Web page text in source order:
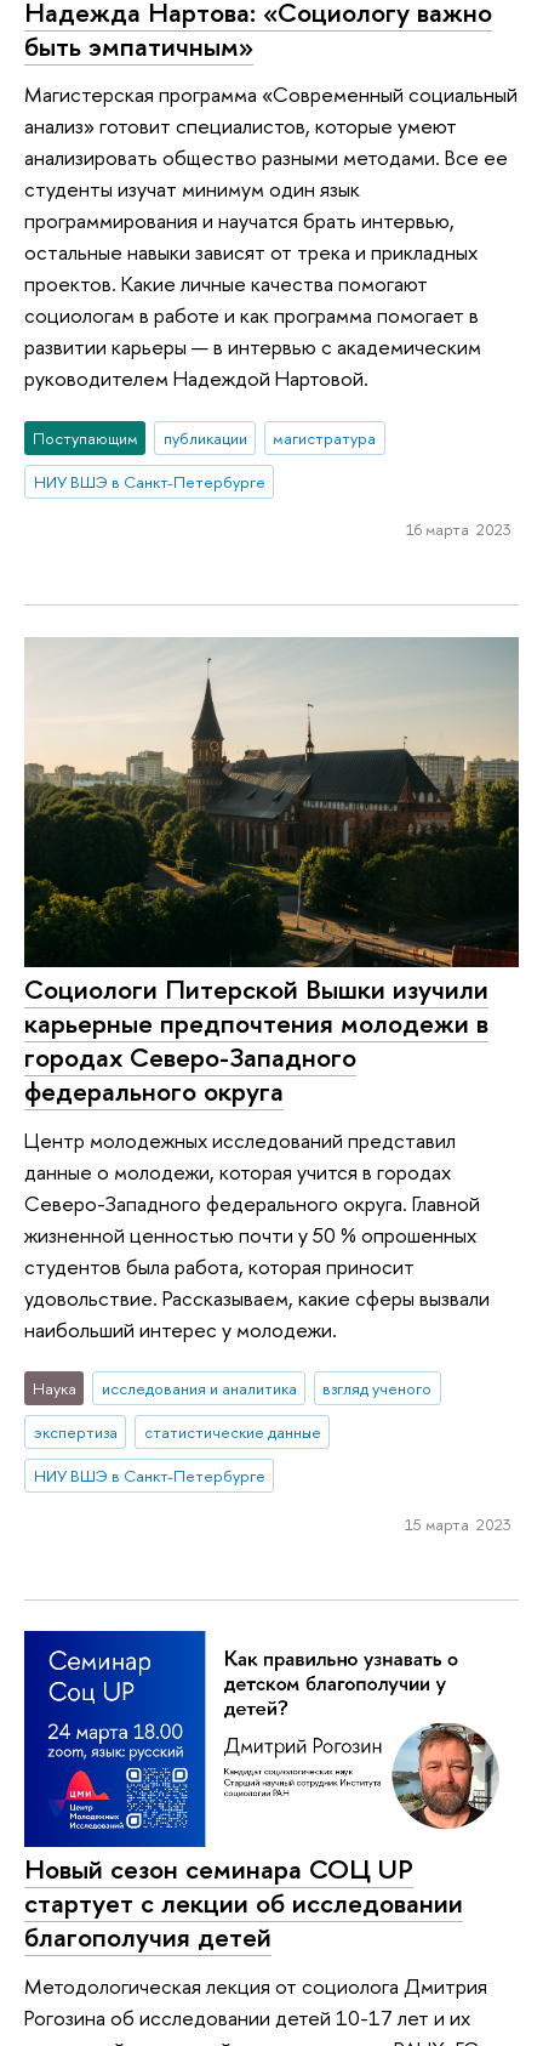
Надежда Нартова: «Социологу важно
быть эмпатичным»
Магистерская программа «Современный социальный
анализ» готовит специалистов, которые умеют
анализировать общество разными методами. Все ее
студенты изучат минимум один язык
программирования и научатся брать интервью,
остальные навыки зависят от трека и прикладных
проектов. Какие личные качества помогают
социологам в работе и как программа помогает в
развитии карьеры — в интервью с академическим
руководителем Надеждой Нартовой.
Поступающим публикации
магистратура
НИУ ВШЭ в Санкт-Петербурге
16 марта 2023
Социологи Питерской Вышки изучили
карьерные предпочтения молодежи в
городах Северо-Западного
федерального округа
Центр молодежных исследований представил
данные о молодежи, которая учится в городах
Северо-Западного федерального округа. Главной
жизненной ценностью почти у 50 % опрошенных
студентов была работа, которая приносит
удовольствие. Рассказываем, какие сферы вызвали
наибольший интерес у молодежи.
Наука исследования и аналитика
взгляд ученого
экспертиза
статистические данные
НИУ ВШЭ в Санкт-Петербурге
15 марта 2023
Новый сезон семинара СОЦ UP
стартует с лекции об исследовании
благополучия детей
Методологическая лекция от социолога Дмитрия
Рогозина об исследовании детей 10-17 лет и их